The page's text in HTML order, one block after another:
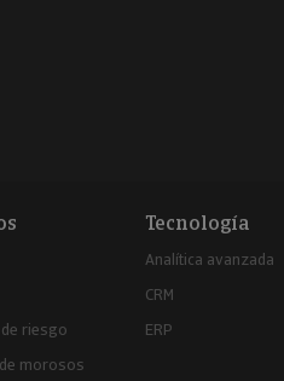
riesgo
morosos
Tecnología
Analítica avanzada
CRM
ERP